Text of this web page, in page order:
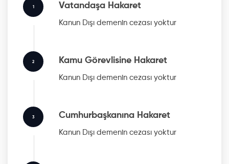
1 Vatandaşa Hakaret
Kanun Dışı demenin cezası yoktur
2 Kamu Görevlisine Hakaret
Kanun Dışı demenin cezası yoktur
3 Cumhurbaşkanına Hakaret
Kanun Dışı demenin cezası yoktur